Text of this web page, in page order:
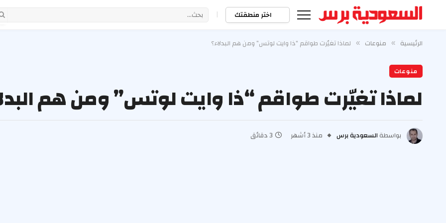
اختر منطقتك |
الرئيسية » منوعات » لماذا تغيّرت طواقم “ذا وايت لوتس” ومن هم البدلاء؟
منوعات
لماذا تغيّرت طواقم “ذا وايت لوتس” ومن هم
بواسطة السعودية برس منذ 3 أشهر 3 دقائق